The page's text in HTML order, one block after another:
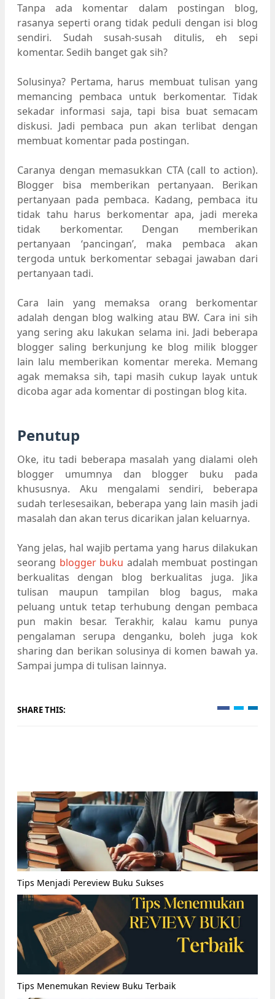
Tanpa ada komentar dalam postingan blog,
rasanya seperti orang tidak peduli dengan isi blog
sendiri. Sudah susah-susah ditulis, eh sepi
komentar. Sedih banget gak sih?
Solusinya? Pertama, harus membuat tulisan yang
memancing pembaca untuk berkomentar. Tidak
sekadar informasi saja, tapi bisa buat semacam
diskusi. Jadi pembaca pun akan terlibat dengan
membuat komentar pada postingan.
Caranya dengan memasukkan CTA (call to action).
Blogger bisa memberikan pertanyaan. Berikan
pertanyaan pada pembaca. Kadang, pembaca itu
tidak tahu harus berkomentar apa, jadi mereka
tidak berkomentar. Dengan memberikan
pertanyaan ‘pancingan’, maka pembaca akan
tergoda untuk berkomentar sebagai jawaban dari
pertanyaan tadi.
Cara lain yang memaksa orang berkomentar
adalah dengan blog walking atau BW. Cara ini sih
yang sering aku lakukan selama ini. Jadi beberapa
blogger saling berkunjung ke blog milik blogger
lain lalu memberikan komentar mereka. Memang
agak memaksa sih, tapi masih cukup layak untuk
dicoba agar ada komentar di postingan blog kita.
Penutup
Oke, itu tadi beberapa masalah yang dialami oleh
blogger umumnya dan blogger buku pada
khususnya. Aku mengalami sendiri, beberapa
sudah terlesesaikan, beberapa yang lain masih jadi
masalah dan akan terus dicarikan jalan keluarnya.
Yang jelas, hal wajib pertama yang harus dilakukan
seorang blogger buku adalah membuat postingan
berkualitas dengan blog berkualitas juga. Jika
tulisan maupun tampilan blog bagus, maka
peluang untuk tetap terhubung dengan pembaca
pun makin besar. Terakhir, kalau kamu punya
pengalaman serupa denganku, boleh juga kok
sharing dan berikan solusinya di komen bawah ya.
Sampai jumpa di tulisan lainnya.
SHARE THIS:
Tips Menjadi Pereview Buku Sukses
Tips Menemukan Review Buku Terbaik